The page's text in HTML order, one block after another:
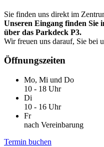
Sie finden uns direkt im
Unseren Eingang finden Sie
über das Parkdeck P3.
Wir freuen uns darauf, Sie bei
Öffnungszeiten
Mo, Mi und Do
10 - 18 Uhr
Di
10 - 16 Uhr
Fr
nach Vereinbarung
Termin buchen